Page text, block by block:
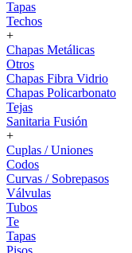
Tapas
Techos
+
Chapas Metálicas
Otros
Chapas Fibra Vidrio
Chapas Policarbonato
Tejas
Sanitaria Fusión
+
Cuplas / Uniones
Codos
Curvas / Sobrepasos
Válvulas
Tubos
Te
Tapas
Pisos